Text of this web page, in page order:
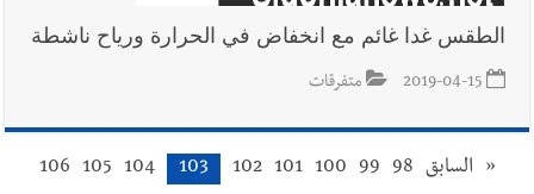
الطقس غدا غائم مع انخفاض في الحرارة ورياح ناشطة
2019-04-15 متفرقات
« السابق 98
99
100
101
102
103
104
105
106